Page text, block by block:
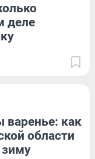
деле
варенье: как
области
зиму